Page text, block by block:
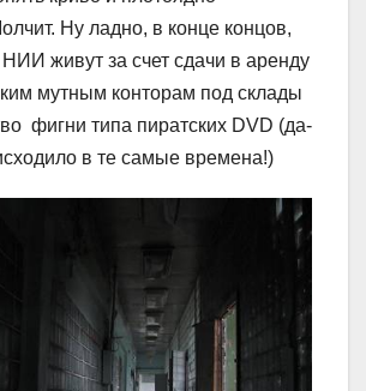
Ну ладно, в конце концов,
живут за счет сдачи в аренду
мутным конторам под склады
фигни типа пиратских DVD (да-
в те самые времена!)